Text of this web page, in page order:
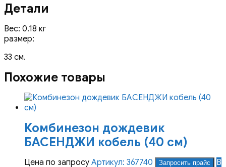
кобель
см)
Детали
Вес: 0.18 кг
размер:
33 см.
Похожие товары
Комбинезон дождевик
БАСЕНДЖИ кобель (40 см)
Цена по запросу Артикул: 367740 Запросить прайс В